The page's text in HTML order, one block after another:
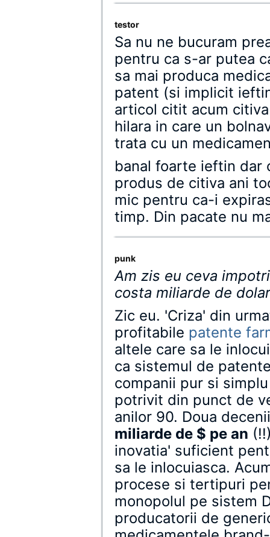
testor
Sa nu ne bucuram
pentru ca s-ar putea
sa mai produca
patent (si implicit
articol citit acum
hilara in care un
trata cu un
banal foarte ieftin dar
produs de citiva ani
mic pentru ca-i
timp. Din pacate nu
punk
Am zis eu ceva
costa miliarde de
Zic eu. 'Criza' din
profitabile patente
altele care sa le
ca sistemul de
companii pur si
potrivit din punct de
anilor 90. Doua
miliarde de $ pe an
inovatia' suficient
sa le inlocuiasca.
procese si tertipuri
monopolul pe sistem
producatorii de